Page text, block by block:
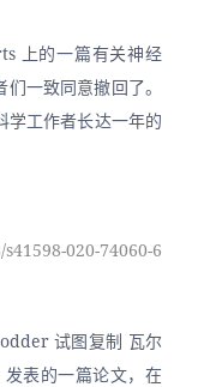
上的一篇有关神经
一致同意撤回了。
学工作者长达一年的
020-74060-6
试图复制 瓦尔
表的一篇论文，在